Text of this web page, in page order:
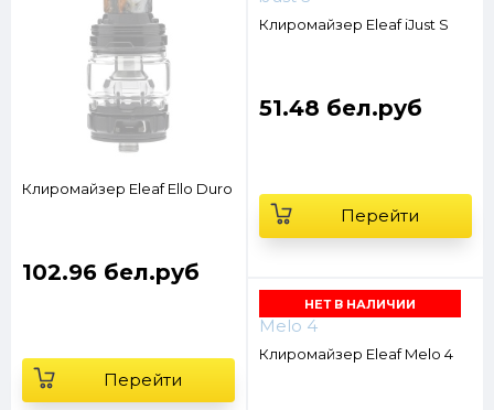
Клиромайзер Eleaf Ello Duro
102.96 бел.руб
Перейти
Клиромайзер Eleaf iJust S
51.48 бел.руб
Перейти
НЕТ В НАЛИЧИИ
Клиромайзер Eleaf Melo 4